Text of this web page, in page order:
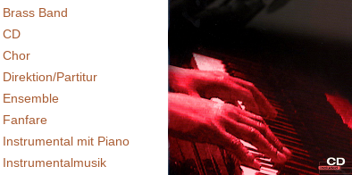
Brass Band
CD
Chor
Direktion/Partitur
Ensemble
Fanfare
Instrumental mit Piano
Instrumentalmusik